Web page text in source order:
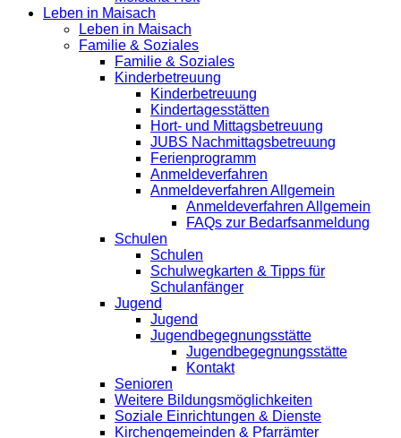
Leben in Maisach
Leben in Maisach
Familie & Soziales
Familie & Soziales
Kinderbetreuung
Kinderbetreuung
Kindertagesstätten
Hort- und Mittagsbetreuung
JUBS Nachmittagsbetreuung
Ferienprogramm
Anmeldeverfahren
Anmeldeverfahren Allgemein
Anmeldeverfahren Allgemein
FAQs zur Bedarfsanmeldung
Schulen
Schulen
Schulwegkarten & Tipps für
Schulanfänger
Jugend
Jugend
Jugendbegegnungsstätte
Jugendbegegnungsstätte
Kontakt
Senioren
Weitere Bildungsmöglichkeiten
Soziale Einrichtungen & Dienste
Kirchengemeinden & Pfarrämter